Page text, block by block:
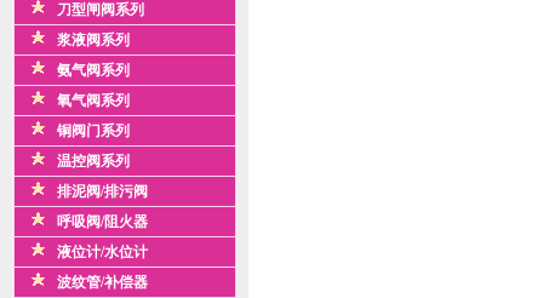
刀型闸阀系列
浆液阀系列
氨气阀系列
氧气阀系列
铜阀门系列
温控阀系列
排泥阀/排污阀
呼吸阀/阻火器
液位计/水位计
波纹管/补偿器